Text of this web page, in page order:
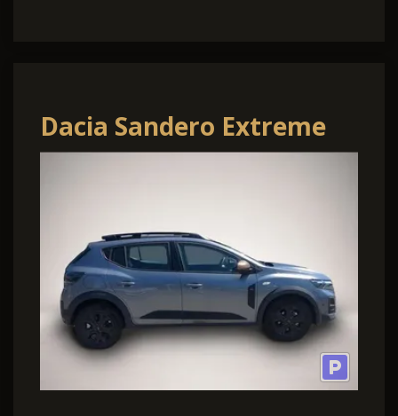
Dacia Sandero Extreme
SHZ LKHZ ECO-G 120